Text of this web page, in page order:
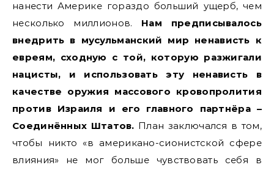
нанести Америке гораздо больший ущерб, чем
несколько миллионов. Нам предписывалось
внедрить в мусульманский мир ненависть к
евреям, сходную с той, которую разжигали
нацисты, и использовать эту ненависть в
качестве оружия массового кровопролития
против Израиля и его главного партнёра –
Соединённых Штатов. План заключался в том,
чтобы никто «в американо-сионистской сфере
влияния» не мог больше чувствовать себя в